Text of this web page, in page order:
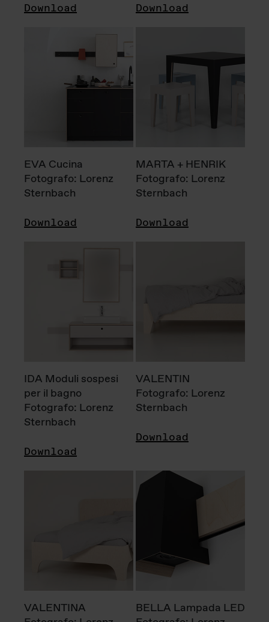
Download Download
EVA Cucina
Fotografo: Lorenz
Sternbach
Download
MARTA + HENRIK
Fotografo: Lorenz
Sternbach
Download
IDA Moduli sospesi
per il bagno
Fotografo: Lorenz
Sternbach
Download
VALENTIN
Fotografo: Lorenz
Sternbach
Download
VALENTINA
BELLA Lampada LED